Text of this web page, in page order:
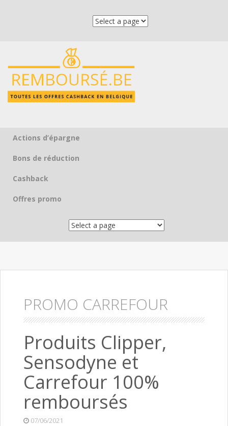
Skip to content
Actions d’épargne
Bons de réduction
Cashback
Offres promo
PROMO CARREFOUR
Produits Clipper,
Sensodyne et
Carrefour 100%
remboursés
07/06/2021